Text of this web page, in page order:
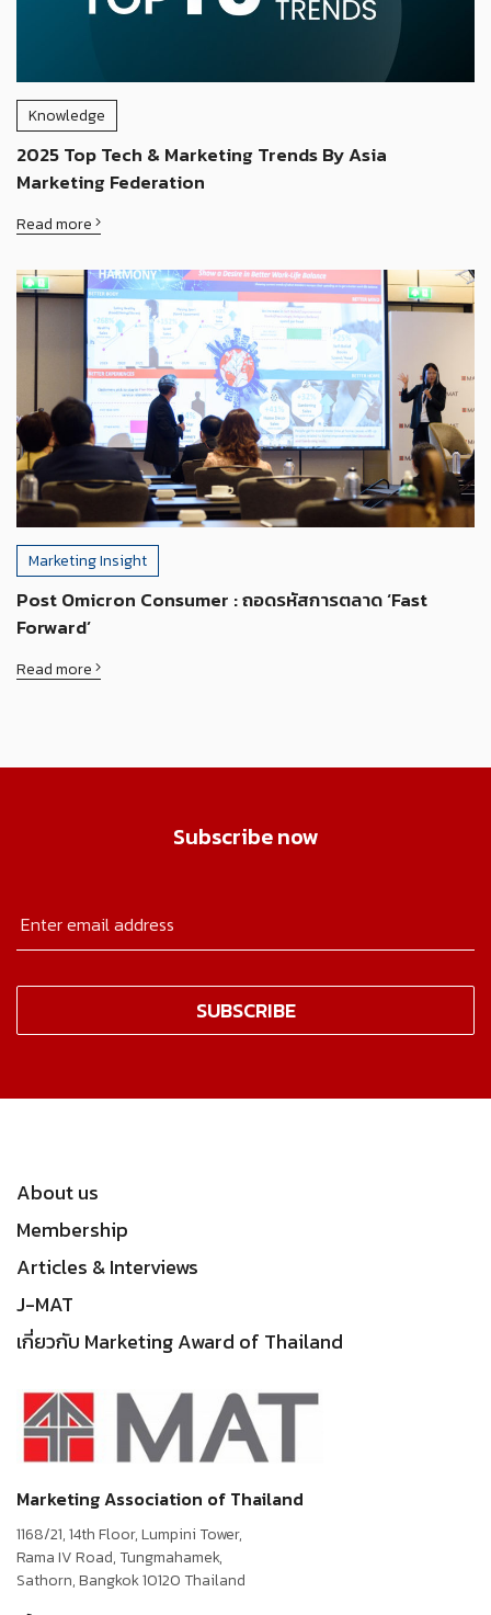
Knowledge
2025 Top Tech & Marketing Trends By Asia
Marketing Federation
Read more
Marketing Insight
Post Omicron Consumer : ถอดรหัสการตลาด ‘Fast
Forward’
Read more
Subscribe now
About us
Membership
Articles & Interviews
J-MAT
เกี่ยวกับ Marketing Award of Thailand
Marketing Association of Thailand
1168/21, 14th Floor, Lumpini Tower,
Rama IV Road, Tungmahamek,
Sathorn, Bangkok 10120 Thailand